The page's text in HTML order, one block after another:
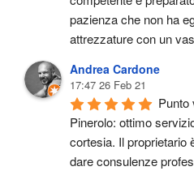
pazienza che non ha
attrezzature con un
Andrea Cardone
17:47 26 Feb 21
Punto
Pinerolo: ottimo
cortesia. Il proprietario
dare consulenze